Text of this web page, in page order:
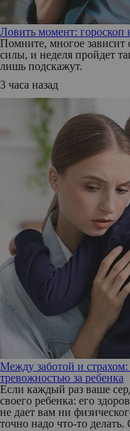
Ловить момент: гороскоп
Помните, многое зависит
силы, и неделя пройдет
лишь подскажут.
3 часа назад
Между заботой и
тревожностью за ребенка
Если каждый раз ваше
своего ребенка: его
не дает вам ни
точно надо что-то